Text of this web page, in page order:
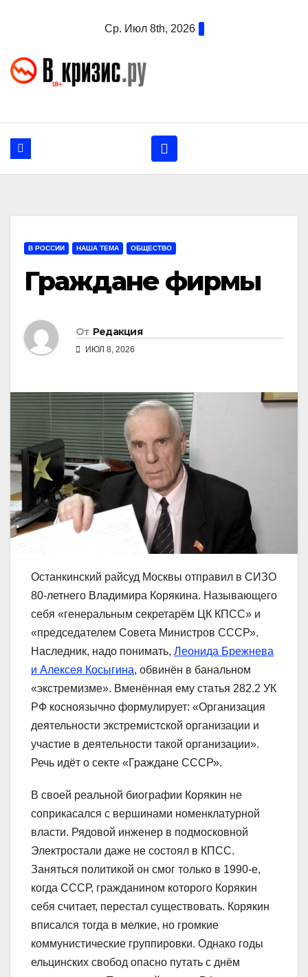
Ср. Июл 8th, 2026
В РОССИИ НАША ТЕМА ОБЩЕСТВО
Граждане фирмы
От Редакция
ИЮЛ 8, 2026
Останкинский райсуд Москвы отправил в СИЗО
80-летнего Владимира Корякина. Называющего
себя «генеральным секретарём ЦК КПСС» и
«председателем Совета Министров СССР».
Наследник, надо понимать, Леонида Брежнева
и Алексея Косыгина, обвинён в банальном
«экстремизме». Вменённая ему статья 282.2 УК
РФ косноязычно формулирует: «Организация
деятельности экстремистской организации и
участие в деятельности такой организации».
Речь идёт о секте «Граждане СССР».
В своей реальной биографии Корякин не
соприкасался с вершинами номенклатурной
власти. Рядовой инженер в подмосковной
Электростали даже не состоял в КПСС.
Заняться политикой он смог только в 1990-е,
когда СССР, гражданином которого Корякин
себя считает, перестал существовать. Корякин
вписался тогда в мелкие, но громкие
коммунистические группировки. Однако годы
ельцинских свобод опасно путать с днём